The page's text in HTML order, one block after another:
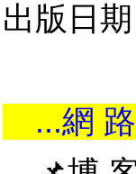
出版日
...網